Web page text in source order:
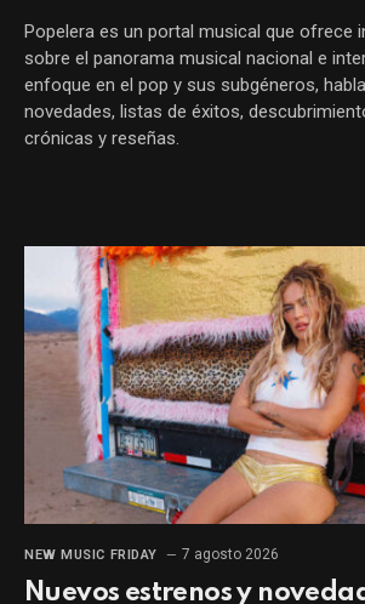
Popelera es un portal musical que ofrece
sobre el panorama musical nacional e
enfoque en el pop y sus subgéneros,
novedades, listas de éxitos,
crónicas y reseñas.
NEW MUSIC FRIDAY 7 agosto 2026
Nuevos estrenos y